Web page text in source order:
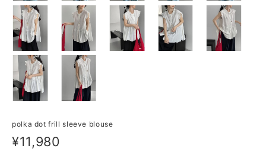
polka dot frill sleeve blouse
¥11,980